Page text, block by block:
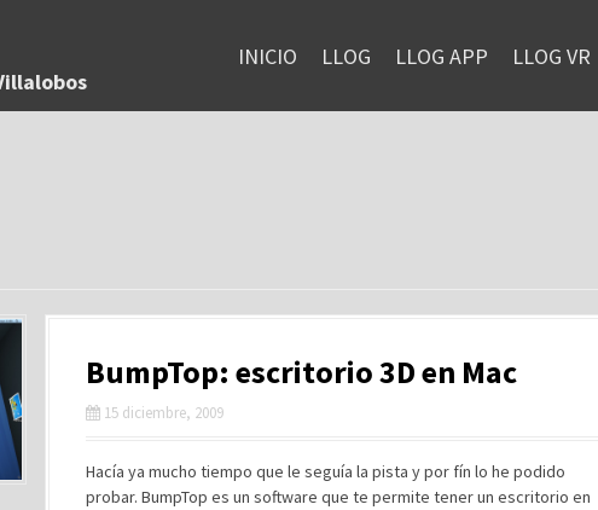
INICIO LLOG LLOG APP LLOG VR
BumpTop: escritorio 3D en Mac
15 diciembre, 2009
Hacía ya mucho tiempo que le seguía la pista y por fín lo he podido
probar. BumpTop es un software que te permite tener un escritorio en